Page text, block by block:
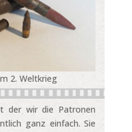
2. Weltkrieg
der wir die Patronen
ganz einfach. Sie